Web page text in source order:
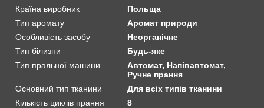
Країна виробник
Польща
Тип аромату
Аромат природи
Особливість засобу
Неорганічне
Тип білизни
Будь-яке
Тип пральної машини
Автомат, Напівавтомат,
Ручне прання
Основний тип тканини
Для всіх типів тканини
Кількість циклів прання
8